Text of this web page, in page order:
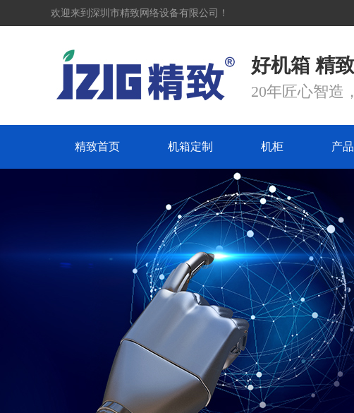
欢迎来到深圳市精致网络设备有限公司！
好机箱 精
20年匠心智造
精致首页 机箱定制 机柜 产